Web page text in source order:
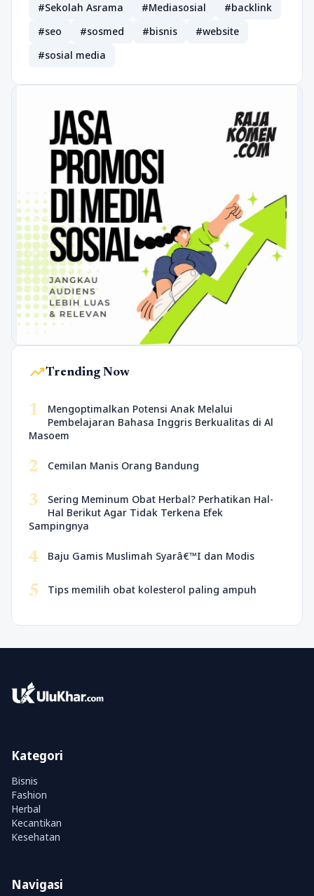
#Sekolah Asrama
#Mediasosial
#backlink
#seo
#sosmed #bisnis
#website
#sosial media
trending_upTrending Now
1
Mengoptimalkan Potensi Anak Melalui
Pembelajaran Bahasa Inggris Berkualitas di Al
Masoem
2 Cemilan Manis Orang Bandung
3
Sering Meminum Obat Herbal? Perhatikan Hal-
Hal Berikut Agar Tidak Terkena Efek
Sampingnya
4 Baju Gamis Muslimah Syarâ€™I dan Modis
5 Tips memilih obat kolesterol paling ampuh
Kategori
Bisnis
Fashion
Herbal
Kecantikan
Kesehatan
Navigasi